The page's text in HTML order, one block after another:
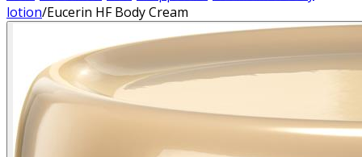
lotion/Eucerin HF Body Cream